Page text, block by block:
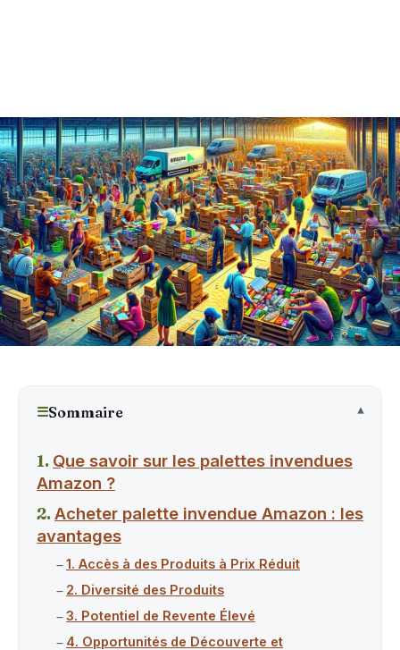
☰Sommaire
Que savoir sur les palettes invendues
Amazon ?
Acheter palette invendue Amazon : les
avantages
1. Accès à des Produits à Prix Réduit
2. Diversité des Produits
3. Potentiel de Revente Élevé
4. Opportunités de Découverte et